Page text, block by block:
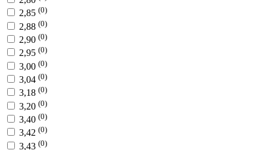
2,85 (0)
2,88 (0)
2,90 (0)
2,95 (0)
3,00 (0)
3,04 (0)
3,18 (0)
3,20 (0)
3,40 (0)
3,42 (0)
3,43 (0)